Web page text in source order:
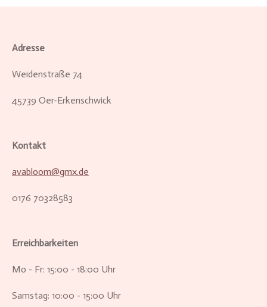
Adresse
Weidenstraße 74
45739 Oer-Erkenschwick
Kontakt
avabloom@gmx.de
0176 70328583
Erreichbarkeiten
Mo - Fr: 15:00 - 18:00 Uhr
Samstag: 10:00 - 15:00 Uhr